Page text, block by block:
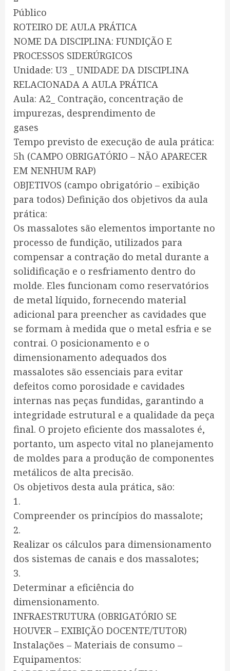
Público
ROTEIRO DE AULA PRÁTICA
NOME DA DISCIPLINA: FUNDIÇÃO E
PROCESSOS SIDERÚRGICOS
Unidade: U3 _ UNIDADE DA DISCIPLINA
RELACIONADA A AULA PRÁTICA
Aula: A2_ Contração, concentração de
impurezas, desprendimento de
gases
Tempo previsto de execução de aula prática:
5h (CAMPO OBRIGATÓRIO – NÃO APARECER
EM NENHUM RAP)
OBJETIVOS (campo obrigatório – exibição
para todos) Definição dos objetivos da aula
prática:
Os massalotes são elementos importante no
processo de fundição, utilizados para
compensar a contração do metal durante a
solidificação e o resfriamento dentro do
molde. Eles funcionam como reservatórios
de metal líquido, fornecendo material
adicional para preencher as cavidades que
se formam à medida que o metal esfria e se
contrai. O posicionamento e o
dimensionamento adequados dos
massalotes são essenciais para evitar
defeitos como porosidade e cavidades
internas nas peças fundidas, garantindo a
integridade estrutural e a qualidade da peça
final. O projeto eficiente dos massalotes é,
portanto, um aspecto vital no planejamento
de moldes para a produção de componentes
metálicos de alta precisão.
Os objetivos desta aula prática, são:
1.
Compreender os princípios do massalote;
2.
Realizar os cálculos para dimensionamento
dos sistemas de canais e dos massalotes;
3.
Determinar a eficiência do
dimensionamento.
INFRAESTRUTURA (OBRIGATÓRIO SE
HOUVER – EXIBIÇÃO DOCENTE/TUTOR)
Instalações – Materiais de consumo –
Equipamentos: